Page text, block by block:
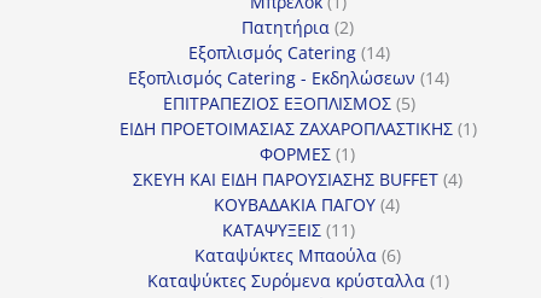
προϊόν
Πατητήρια 22
προϊόντα
Εξοπλισμός Catering 1414
προϊόντα
Εξοπλισμός Catering - Εκδηλώσεων 1414
ΕΠΙΤΡΑΠΕΖΙΟΣ ΕΞΟΠΛΙΣΜΟΣ 55
προϊόντα
ΕΙΔΗ ΠΡΟΕΤΟΙΜΑΣΙΑΣ ΖΑΧΑΡΟΠΛΑΣΤΙΚΗΣ 11
ΦΟΡΜΕΣ 11
προϊόν
ΣΚΕΥΗ ΚΑΙ ΕΙΔΗ ΠΑΡΟΥΣΙΑΣΗΣ BUFFET 44
ΚΟΥΒΑΔΑΚΙΑ ΠΑΓΟΥ 44
ΚΑΤΑΨΥΞΕΙΣ 1111
προϊόντα
Καταψύκτες Μπαούλα 66
προϊόντα
Καταψύκτες Συρόμενα κρύσταλλα 11